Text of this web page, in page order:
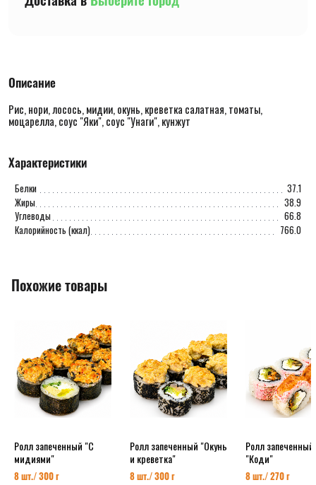
Описание
Рис, нори, лосось, мидии, окунь, креветка салатная, томаты,
моцарелла, соус "Яки", соус "Унаги", кунжут
Характеристики
Белки
37.1
Жиры
38.9
Углеводы
66.8
Калорийность (ккал)
766.0
Похожие товары
Ролл запеченный "С
мидиями"
8 шт./ 300 г
Ролл запеченный "Окунь
и креветка"
8 шт./ 300 г
Ролл запеченный
"Коди"
8 шт./ 270 г